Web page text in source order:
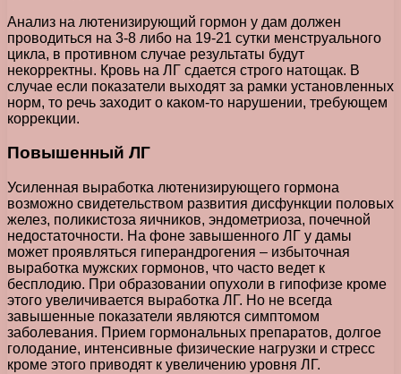
Анализ на лютенизирующий гормон у дам должен
проводиться на 3-8 либо на 19-21 сутки менструального
цикла, в противном случае результаты будут
некорректны. Кровь на ЛГ сдается строго натощак. В
случае если показатели выходят за рамки установленных
норм, то речь заходит о каком-то нарушении, требующем
коррекции.
Повышенный ЛГ
Усиленная выработка лютенизирующего гормона
возможно свидетельством развития дисфункции половых
желез, поликистоза яичников, эндометриоза, почечной
недостаточности. На фоне завышенного ЛГ у дамы
может проявляться гиперандрогения – избыточная
выработка мужских гормонов, что часто ведет к
бесплодию. При образовании опухоли в гипофизе кроме
этого увеличивается выработка ЛГ. Но не всегда
завышенные показатели являются симптомом
заболевания. Прием гормональных препаратов, долгое
голодание, интенсивные физические нагрузки и стресс
кроме этого приводят к увеличению уровня ЛГ.